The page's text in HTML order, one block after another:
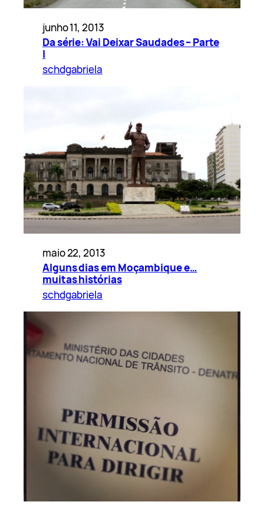
junho 11, 2013
Da série: Vai Deixar Saudades – Parte
I
schdgabriela
maio 22, 2013
Alguns dias em Moçambique e…
muitas histórias
schdgabriela